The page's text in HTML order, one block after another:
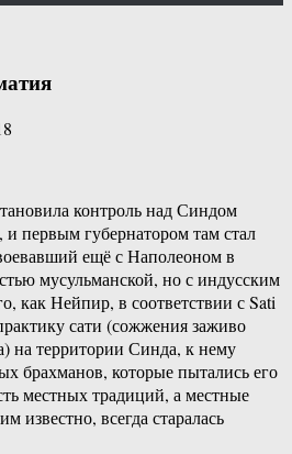
контроль над Синдом
первым губернатором там стал
ещё с Наполеоном в
мусульманской, но с индусским
как Нейпир, в соответствии с Sati
сати (сожжения заживо
на территории Синда, к нему
брахманов, которые пытались его
местных традиций, а местные
известно, всегда старалась